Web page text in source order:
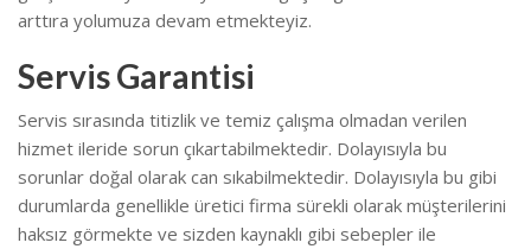
arttıra yolumuza devam etmekteyiz.
Servis Garantisi
Servis sırasında titizlik ve temiz çalışma olmadan verilen
hizmet ileride sorun çıkartabilmektedir. Dolayısıyla bu
sorunlar doğal olarak can sıkabilmektedir. Dolayısıyla bu gibi
durumlarda genellikle üretici firma sürekli olarak müşterilerini
haksız görmekte ve sizden kaynaklı gibi sebepler ile